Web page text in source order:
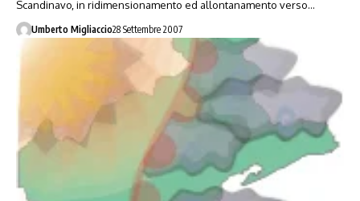
Scandinavo, in ridimensionamento ed allontanamento verso…
Umberto Migliaccio28 Settembre 2007